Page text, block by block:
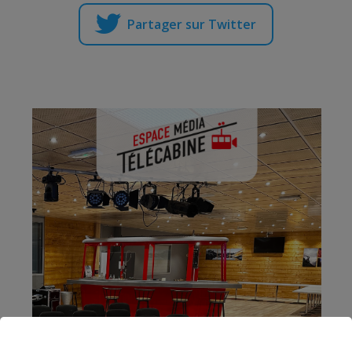
Partager sur Twitter